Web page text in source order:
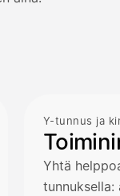
Y-tunnus ja
Yhtä
tunnuksella: